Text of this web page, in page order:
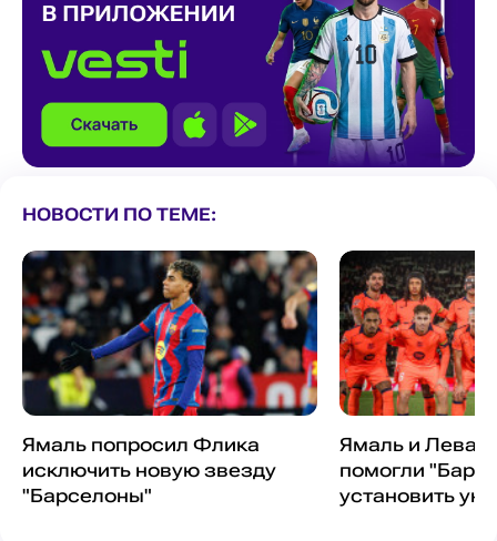
НОВОСТИ ПО ТЕМЕ:
Ямаль попросил Флика
исключить новую звезду
"Барселоны"
Ямаль и
помогли
установить